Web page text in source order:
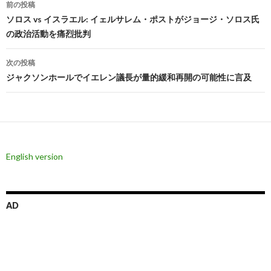
稿
ナ
ビ
ゲ
シ
前の投稿
ソロス vs イスラエル: イェルサレム・ポストがジョージ・ソロス氏
の政治活動を痛烈批判
次の投稿
ジャクソンホールでイエレン議長が量的緩和再開の可能性に言及
English version
AD